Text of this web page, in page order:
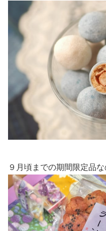
９月頃までの期間限定品な